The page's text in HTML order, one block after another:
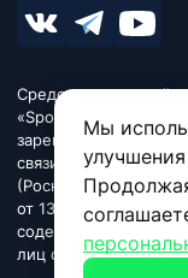
Мы
Средство массовой
«SportResults»
зарегистрировано
связи,
(Роскомнадзор).
от 13 марта 2023.
содержать
лиц старше 18 лет.